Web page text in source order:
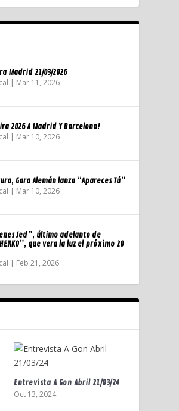
Madrid 21/03/2026
| Mar 11, 2026
2026 A Madrid Y Barcelona!
| Mar 10, 2026
Gara Alemán lanza “Apareces Tú”
| Mar 10, 2026
Sed”, último adelanto de
que vera la luz el próximo 20
| Feb 21, 2026
Entrevista A Gon Abril 21/03/24
Oct 13, 2024